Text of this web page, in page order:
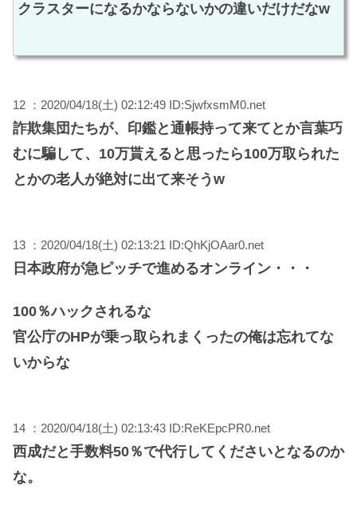
クラスターになるかならないかの違いだけだなw
12 ：2020/04/18(土) 02:12:49 ID:SjwfxsmM0.net
詐欺集団たちが、印鑑と通帳持って来てとか言葉巧
むに騙して、10万貰えると思ったら100万取られた
とかの老人が絶対に出て来そうw
13 ：2020/04/18(土) 02:13:21 ID:QhKjOAar0.net
日本政府が急ピッチで進めるオンライン・・・
100％ハックされるな
官公庁のHPが乗っ取られまくったの俺は忘れてな
いからな
14 ：2020/04/18(土) 02:13:43 ID:ReKEpcPR0.net
西成だと手数料50％で代行してくださいとなるのか
な。